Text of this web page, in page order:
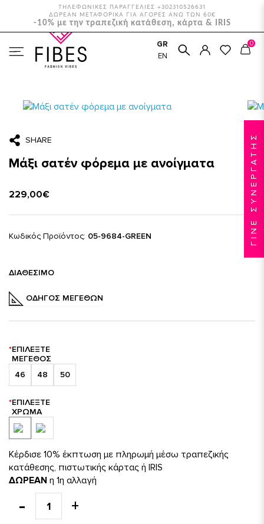
ΓΙΝΕ ΣΥΝΕΡΓΑΤΗΣ
ΤΗΛΕΦΩΝΙΚΕΣ ΠΑΡΑΓΓΕΛΙΕΣ +302310526631
ΔΩΡΕΑΝ ΜΕΤΑΦΟΡΙΚΑ ΓΙΑ ΑΓΟΡΕΣ ΑΝΩ ΤΩΝ 60€
-10% με την τραπεζική κατάθεση, κάρτα & IRIS
GR
EN
0
ΑΡΧΙΚΉ
ΑΜΠΙΓΙΈ
ΜΆΞΙ ΣΑΤΈΝ ΦΌΡΕΜΑ ΜΕ ΑΝΟΊΓΜΑΤΑ
SHARE
Μάξι σατέν φόρεμα με ανοίγματα
229,00€
Κωδικός Προϊόντος: 05-9684-GREEN
ΔΙΑΘΈΣΙΜΟ
ΟΔΗΓΌΣ ΜΕΓΕΘΏΝ
ΕΠΙΛΈΞΤΕ
ΜΈΓΕΘΟΣ
46
48 50
ΕΠΙΛΈΞΤΕ
ΧΡΏΜΑ
Κέρδισε 10% έκπτωση με πληρωμή μέσω τραπεζικής
κατάθεσης, πιστωτικής κάρτας ή IRIS
ΔΩΡΕΑΝ η 1η αλλαγή